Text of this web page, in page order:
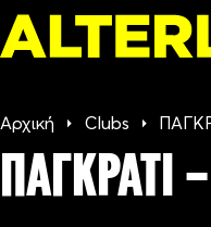
Αρχική Clubs
ΠΑΓΚΡΑΤΙ